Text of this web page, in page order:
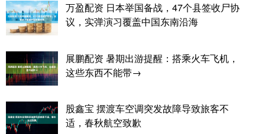
万盈配资 日本举国备战，47个县签收尸协
议，实弹演习覆盖中国东南沿海
展鹏配资 暑期出游提醒：搭乘火车飞机，
这些东西不能带→
股鑫宝 摆渡车空调突发故障导致旅客不
适，春秋航空致歉